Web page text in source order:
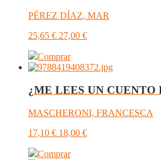
PÉREZ DÍAZ, MAR
25,65 € 27,00 €
Comprar
¿ME LEES UN CUENTO
MASCHERONI, FRANCESCA
17,10 € 18,00 €
Comprar